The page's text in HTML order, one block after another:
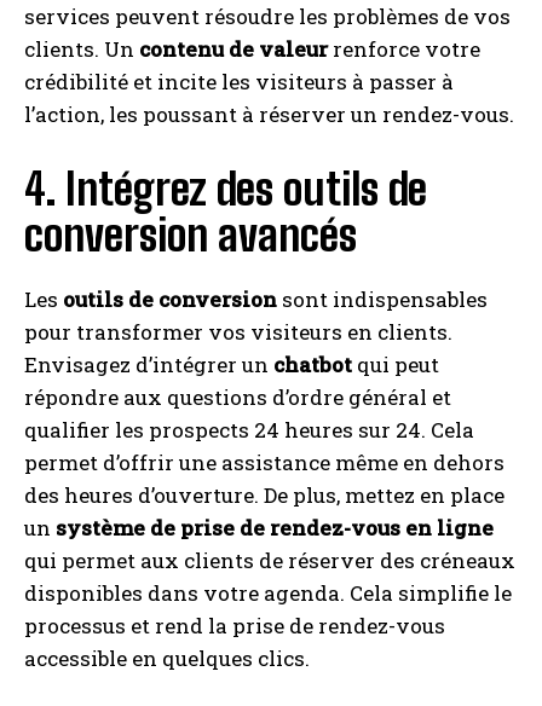
services peuvent résoudre les problèmes de vos
clients. Un contenu de valeurrenforce votre
crédibilité et incite les visiteurs à passer à
l’action, les poussant à réserver un rendez-vous.
4. Intégrez des outils de
conversion avancés
Les outils de conversion sont indispensables
pour transformer vos visiteurs en clients.
Envisagez d’intégrer un chatbot qui peut
répondre aux questions d’ordre général et
qualifier les prospects 24 heures sur 24. Cela
permet d’offrir une assistance même en dehors
des heures d’ouverture. De plus, mettez en place
un système de prise de rendez-vous en ligne
qui permet aux clients de réserver des créneaux
disponibles dans votre agenda. Cela simplifie le
processus et rend la prise de rendez-vous
accessible en quelques clics.